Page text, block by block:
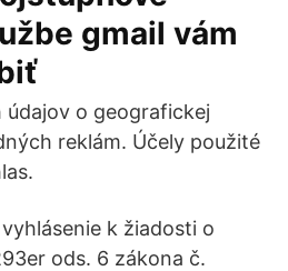
gmail vám
údajov o geografickej
reklám. Účely použité
k žiadosti o
ods. 6 zákona č.